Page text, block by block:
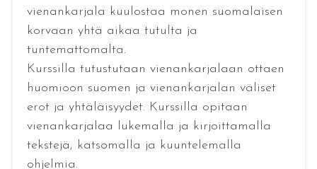
vienankarjala kuulostaa monen suomalaisen
korvaan yhtä aikaa tutulta ja
tuntemattomalta.
Kurssilla tutustutaan vienankarjalaan ottaen
huomioon suomen ja vienankarjalan väliset
erot ja yhtäläisyydet. Kurssilla opitaan
vienankarjalaa lukemalla ja kirjoittamalla
tekstejä, katsomalla ja kuuntelemalla
ohjelmia.